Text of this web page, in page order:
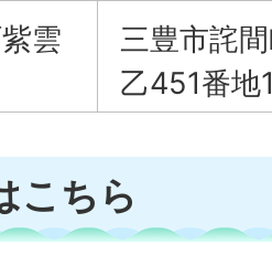
雲
三豊市詫
乙451番地
こちら